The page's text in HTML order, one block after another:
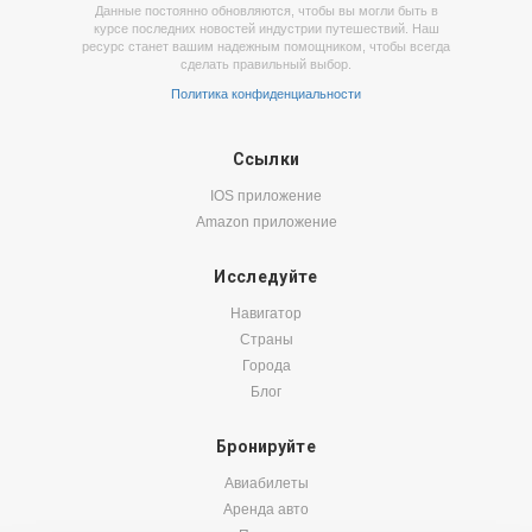
Данные постоянно обновляются, чтобы вы могли быть в
курсе последних новостей индустрии путешествий. Наш
ресурс станет вашим надежным помощником, чтобы всегда
сделать правильный выбор.
Политика конфиденциальности
Ссылки
IOS приложение
Amazon приложение
Исследуйте
Навигатор
Страны
Города
Блог
Бронируйте
Авиабилеты
Аренда авто